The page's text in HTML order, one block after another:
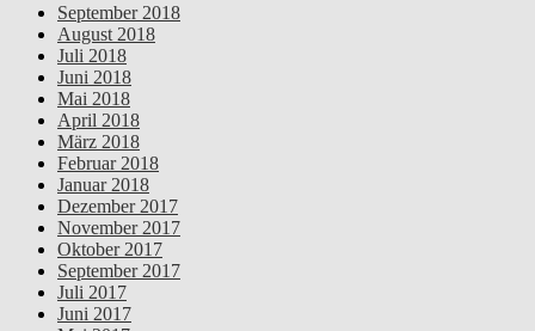
September 2018
August 2018
Juli 2018
Juni 2018
Mai 2018
April 2018
März 2018
Februar 2018
Januar 2018
Dezember 2017
November 2017
Oktober 2017
September 2017
Juli 2017
Juni 2017